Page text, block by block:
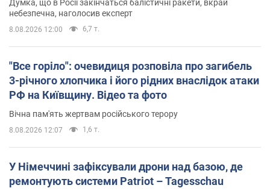
Думка, що в Росії закінчаться балістичні ракети, вкрай
небезпечна, наголосив експерт
8.08.2026 12:00 6,7 т.
"Все горіло": очевидиця розповіла про загибель
3-річного хлопчика і його рідних внаслідок атаки
РФ на Київщину. Відео та фото
Вічна пам'ять жертвам російського терору
8.08.2026 12:07 1,6 т.
У Німеччині зафіксували дрони над базою, де
ремонтують системи Patriot – Tagesschau